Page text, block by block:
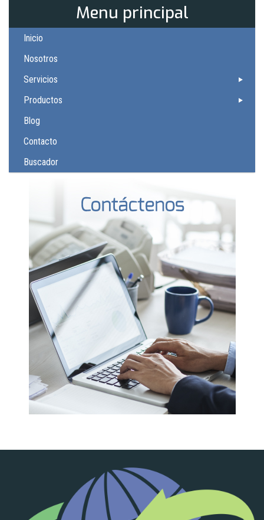
Menu principal
Inicio
Nosotros
Servicios
Productos
Blog
Contacto
Buscador